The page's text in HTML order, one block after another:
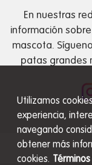
Utilizamos
experiencia,
navegando
obtener más
cookies.
En nuestras
información
mascota.
patas grandes